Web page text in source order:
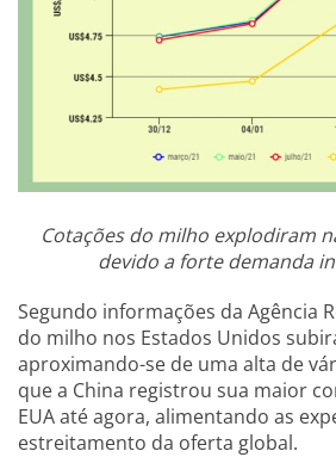
Cotações do milho explodiram
devido a forte demanda
Segundo informações da Agência
do milho nos Estados Unidos
aproximando-se de uma alta de
que a China registrou sua maior
EUA até agora, alimentando as
estreitamento da oferta global.